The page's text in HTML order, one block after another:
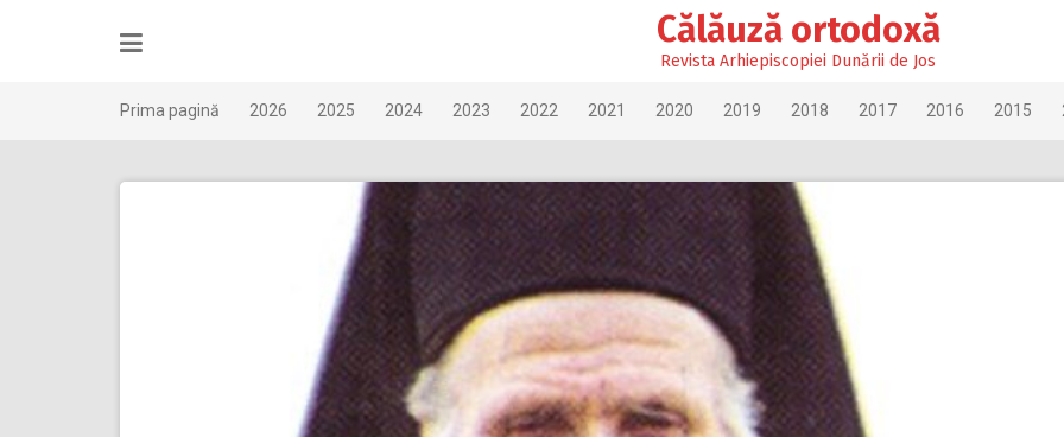
Călăuză ortodoxă
Revista Arhiepiscopiei Dunării de Jos
Prima pagină 2026 2025 2024 2023 2022 2021 2020 2019 2018 2017 2016 2015